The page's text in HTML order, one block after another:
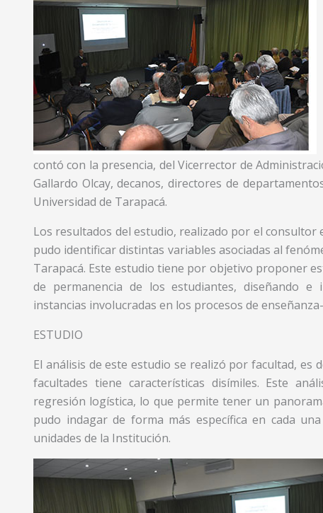
contó con la presencia, del Vicerrector de
Gallardo Olcay, decanos, directores de
Universidad de Tarapacá.
Los resultados del estudio, realizado por el
pudo identificar distintas variables asociadas al
Tarapacá. Este estudio tiene por objetivo proponer
de permanencia de los estudiantes, diseñando e
instancias involucradas en los procesos de
ESTUDIO
El análisis de este estudio se realizó por facultad, es
facultades tiene características disímiles. Este
regresión logística, lo que permite tener un
pudo indagar de forma más específica en cada
unidades de la Institución.